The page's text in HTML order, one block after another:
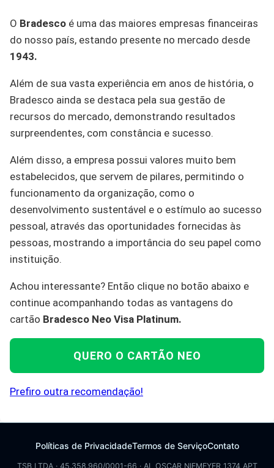
O Bradesco é uma das maiores empresas financeiras
do nosso país, estando presente no mercado desde
1943.
Além de sua vasta experiência em anos de história, o
Bradesco ainda se destaca pela sua gestão de
recursos do mercado, demonstrando resultados
surpreendentes, com constância e sucesso.
Além disso, a empresa possui valores muito bem
estabelecidos, que servem de pilares, permitindo o
funcionamento da organização, como o
desenvolvimento sustentável e o estímulo ao sucesso
pessoal, através das oportunidades fornecidas às
pessoas, mostrando a importância do seu papel como
instituição.
Achou interessante? Então clique no botão abaixo e
continue acompanhando todas as vantagens do
cartão Bradesco Neo Visa Platinum.
QUERO O CARTÃO NEO
Prefiro outra recomendação!
Políticas de PrivacidadeTermos de ServiçoContato
TSB LTDA · 45.358.960/0001-66 · AL OSCAR NIEMEYER 1374 APT